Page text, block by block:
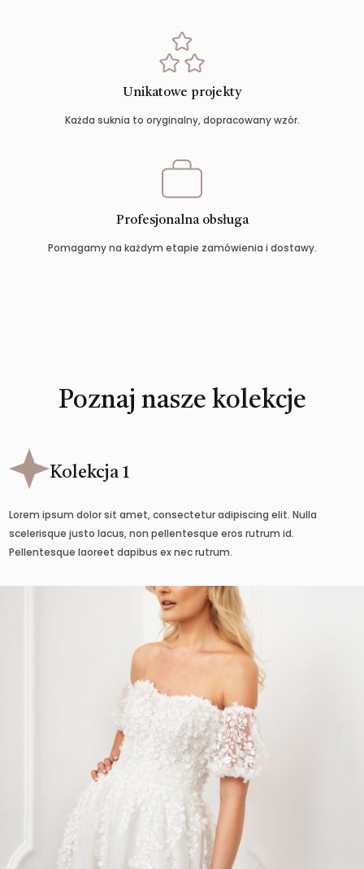
Unikatowe projekty
Każda suknia to oryginalny, dopracowany wzór.
Profesjonalna obsługa
Pomagamy na każdym etapie zamówienia i dostawy.
Poznaj nasze kolekcje
Kolekcja 1
Lorem ipsum dolor sit amet, consectetur adipiscing elit. Nulla
scelerisque justo lacus, non pellentesque eros rutrum id.
Pellentesque laoreet dapibus ex nec rutrum.